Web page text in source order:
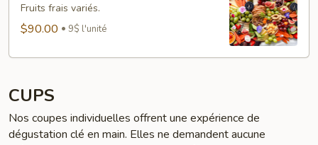
de
fruits
Fruits frais variés.
$90.00 9$ l'unité
CUPS
Nos coupes individuelles offrent une expérience de
dégustation clé en main. Elles ne demandent aucune